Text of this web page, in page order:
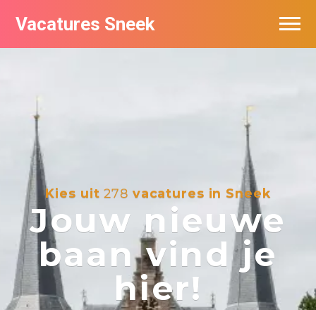
Vacatures Sneek
Kies uit278 vacatures in Sneek
Jouw nieuwe
baan vind je
hier!
Vacatures per bedrijf